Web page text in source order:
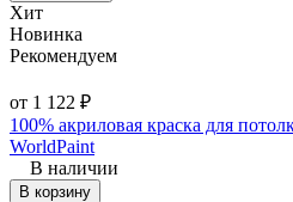
Хит
Новинка
Рекомендуем
от 1 122 ₽
100% акриловая краска для
WorldPaint
В наличии
В корзину